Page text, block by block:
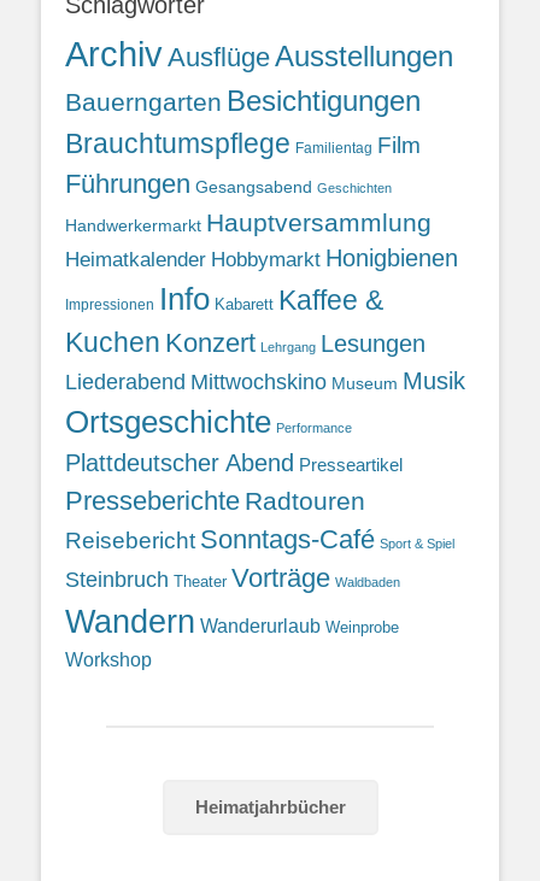
ArchivAusflügeAusstellungen
Bauerngarten Besichtigungen
Brauchtumspflege Familientag Film
Führungen Gesangsabend Geschichten
Handwerkermarkt Hauptversammlung
Heimatkalender Hobbymarkt Honigbienen
Impressionen Info Kabarett Kaffee &
Kuchen Konzert Lehrgang Lesungen
Liederabend Mittwochskino Museum Musik
Ortsgeschichte Performance
Plattdeutscher Abend Presseartikel
Presseberichte Radtouren
Reisebericht Sonntags-Café Sport & Spiel
Steinbruch Theater Vorträge Waldbaden
Wandern Wanderurlaub Weinprobe
Workshop
Heimatjahrbücher